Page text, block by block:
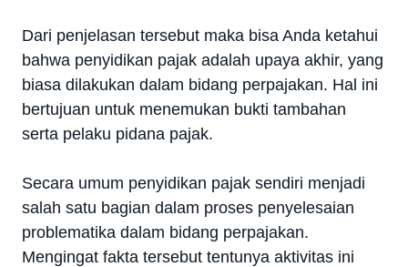
Dari penjelasan tersebut maka bisa Anda ketahui
bahwa penyidikan pajak adalah upaya akhir, yang
biasa dilakukan dalam bidang perpajakan. Hal ini
bertujuan untuk menemukan bukti tambahan
serta pelaku pidana pajak.
Secara umum penyidikan pajak sendiri menjadi
salah satu bagian dalam proses penyelesaian
problematika dalam bidang perpajakan.
Mengingat fakta tersebut tentunya aktivitas ini